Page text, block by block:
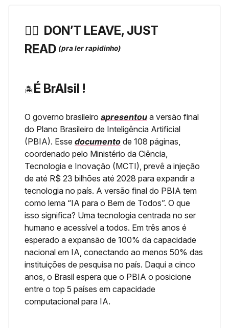
🏃‍♀️ ️ DON’T LEAVE, JUST
READ (pra ler rapidinho)
🏝️É BrAIsil !
O governo brasileiro apresentou a versão final
do Plano Brasileiro de Inteligência Artificial
(PBIA). Esse documento de 108 páginas,
coordenado pelo Ministério da Ciência,
Tecnologia e Inovação (MCTI), prevê a injeção
de até R$ 23 bilhões até 2028 para expandir a
tecnologia no país. A versão final do PBIA tem
como lema “IA para o Bem de Todos”. O que
isso significa? Uma tecnologia centrada no ser
humano e acessível a todos. Em três anos é
esperado a expansão de 100% da capacidade
nacional em IA, conectando ao menos 50% das
instituições de pesquisa no país. Daqui a cinco
anos, o Brasil espera que o PBIA o posicione
entre o top 5 países em capacidade
computacional para IA.